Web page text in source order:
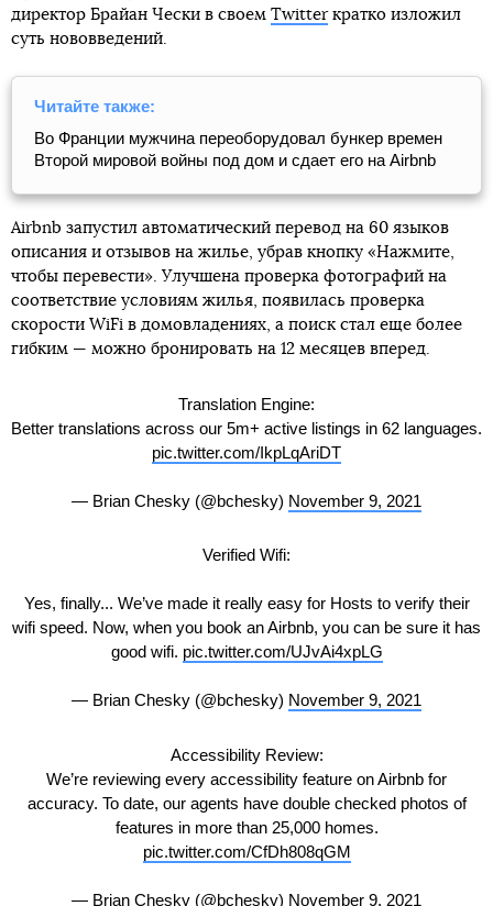
директор Брайан Чески в своем Twitterкратко изложил
суть нововведений.
Читайте также:
Во Франции мужчина переоборудовал бункер времен
Второй мировой войны под дом и сдает его на Airbnb
Airbnb запустил автоматический перевод на 60 языков
описания и отзывов на жилье, убрав кнопку «Нажмите,
чтобы перевести». Улучшена проверка фотографий на
соответствие условиям жилья, появилась проверка
скорости WiFi в домовладениях, а поиск стал еще более
гибким — можно бронировать на 12 месяцев вперед.
Translation Engine:
Better translations across our 5m+ active listings in 62 languages.
pic.twitter.com/IkpLqAriDT
— Brian Chesky (@bchesky) November 9, 2021
Verified Wifi:
Yes, finally... We’ve made it really easy for Hosts to verify their
wifi speed. Now, when you book an Airbnb, you can be sure it has
good wifi. pic.twitter.com/UJvAi4xpLG
— Brian Chesky (@bchesky) November 9, 2021
Accessibility Review:
We’re reviewing every accessibility feature on Airbnb for
accuracy. To date, our agents have double checked photos of
features in more than 25,000 homes.
pic.twitter.com/CfDh808qGM
— Brian Chesky (@bchesky) November 9, 2021